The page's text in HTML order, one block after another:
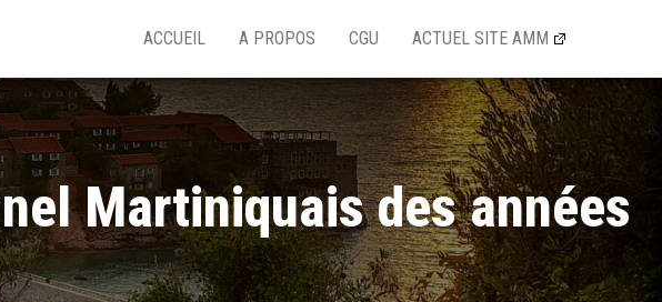
ACCUEIL A PROPOS CGU ACTUEL SITE AMM
Martiniquais des années